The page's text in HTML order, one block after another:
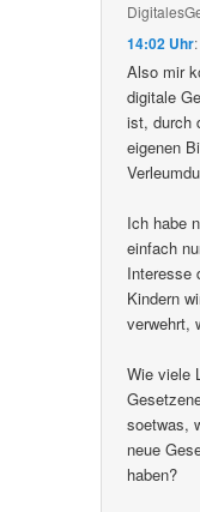
14:02 Uhr:
Also mir
digitale
ist, durch
eigenen
Ich habe
einfach
Interesse
Kindern
verwehrt,
Wie viele
soetwas,
neue
haben?